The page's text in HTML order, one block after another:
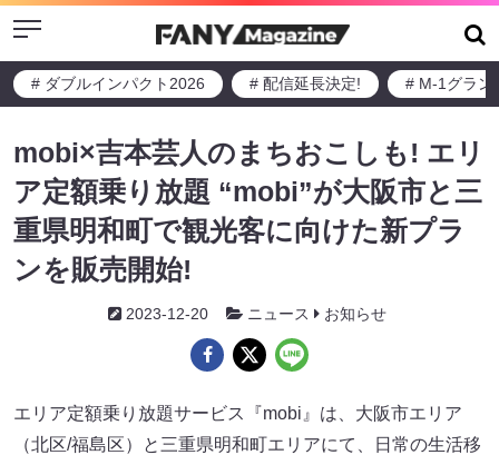
Menu
# ダブルインパクト2026 # 配信延長決定! # M-1グラン
mobi×吉本芸人のまちおこしも! エリ
ア定額乗り放題 “mobi”が大阪市と三
重県明和町で観光客に向けた新プラ
ンを販売開始!
2023-12-20 ニュース お知らせ
エリア定額乗り放題サービス『mobi』は、大阪市エリア
（北区/福島区）と三重県明和町エリアにて、日常の生活移